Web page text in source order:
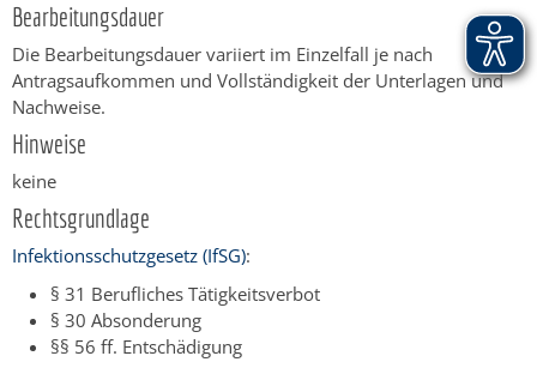
Bearbeitungsdauer
Die Bearbeitungsdauer variiert im Einzelfall je nach
Antragsaufkommen und Vollständigkeit der Unterlagen und
Nachweise.
Hinweise
keine
Rechtsgrundlage
Infektionsschutzgesetz (IfSG):
§ 31 Berufliches Tätigkeitsverbot
§ 30 Absonderung
§§ 56 ff. Entschädigung